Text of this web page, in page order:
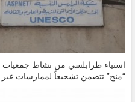
استياء طرابلسي من نشاط جمعيات
“منح” تتضمن تشجيعاً لممارسات غير